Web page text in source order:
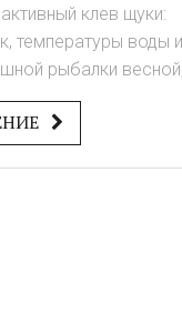
клев щуки:
температуры воды и
рыбалки весной,
статье.